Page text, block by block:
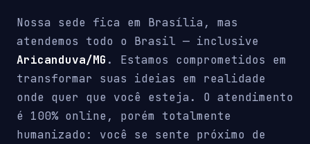
Nossa sede fica em Brasília, mas
atendemos todo o Brasil — inclusive
Aricanduva/MG . Estamos comprometidos em
transformar suas ideias em realidade
onde quer que você esteja. O atendimento
é 100% online, porém totalmente
humanizado: você se sente próximo de